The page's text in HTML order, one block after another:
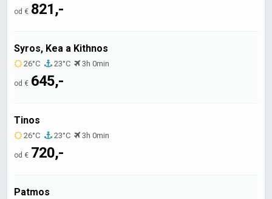
od € 821,-
Syros, Kea a Kithnos
26°C 23°C 3h 0min
od € 645,-
Tinos
26°C 23°C 3h 0min
od € 720,-
Patmos